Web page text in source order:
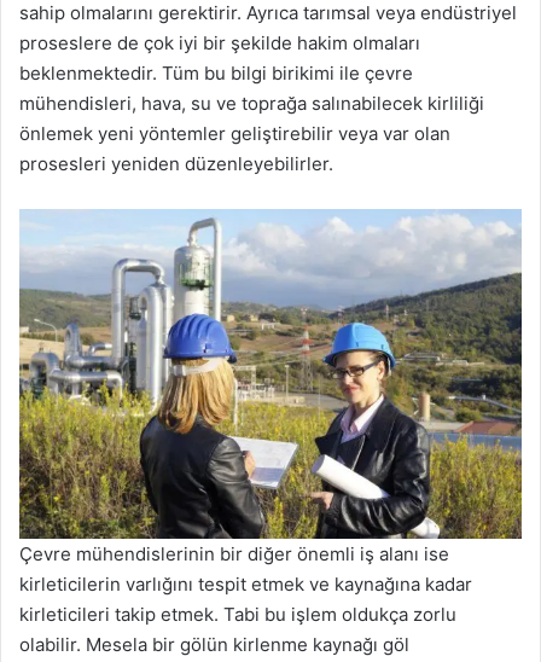
sahip olmalarını gerektirir. Ayrıca tarımsal veya endüstriyel
proseslere de çok iyi bir şekilde hakim olmaları
beklenmektedir. Tüm bu bilgi birikimi ile çevre
mühendisleri, hava, su ve toprağa salınabilecek kirliliği
önlemek yeni yöntemler geliştirebilir veya var olan
prosesleri yeniden düzenleyebilirler.
Çevre mühendislerinin bir diğer önemli iş alanı ise
kirleticilerin varlığını tespit etmek ve kaynağına kadar
kirleticileri takip etmek. Tabi bu işlem oldukça zorlu
olabilir. Mesela bir gölün kirlenme kaynağı göl